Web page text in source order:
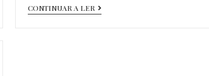
CONTINUAR A LER
Apresentação